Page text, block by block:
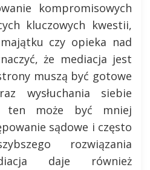
kompromisowych
kluczowych kwestii,
czy opieka nad
że mediacja jest
muszą być gotowe
wysłuchania siebie
ten może być mniej
sądowe i często
rozwiązania
daje również